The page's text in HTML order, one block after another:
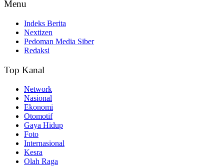
Menu
Indeks Berita
Nextizen
Pedoman Media Siber
Redaksi
Top Kanal
Network
Nasional
Ekonomi
Otomotif
Gaya Hidup
Foto
Internasional
Kesra
Olah Raga